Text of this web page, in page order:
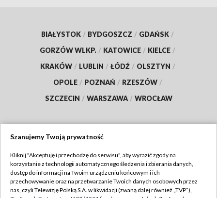
BIAŁYSTOK / BYDGOSZCZ / GDAŃSK /
GORZÓW WLKP. / KATOWICE / KIELCE /
KRAKÓW / LUBLIN / ŁÓDŹ / OLSZTYN /
OPOLE / POZNAŃ / RZESZÓW /
SZCZECIN / WARSZAWA / WROCŁAW
TVP
Abonament TVP
Regulamin TVP
Szanujemy Twoją prywatność
Kliknij "Akceptuję i przechodzę do serwisu", aby wyrazić zgody na
korzystanie z technologii automatycznego śledzenia i zbierania danych,
dostęp do informacji na Twoim urządzeniu końcowym i ich
przechowywanie oraz na przetwarzanie Twoich danych osobowych przez
nas, czyli Telewizję Polską S.A. w likwidacji (zwaną dalej również „TVP”),